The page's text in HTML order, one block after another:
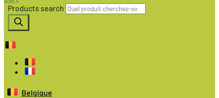
Products search
Belgique